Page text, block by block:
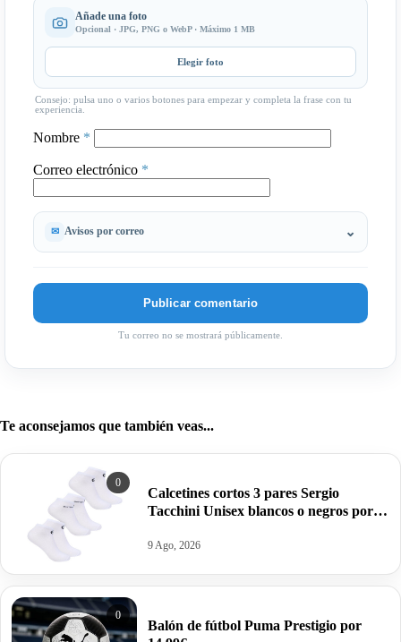
Añade una foto
Opcional · JPG, PNG o WebP · Máximo 1 MB
Elegir foto
Consejo: pulsa uno o varios botones para empezar y completa la frase con tu
experiencia.
Nombre *
Correo electrónico *
Avisos por correo
Tu correo no se mostrará públicamente.
Te aconsejamos que también veas...
0
Calcetines cortos 3 pares Sergio
Tacchini Unisex blancos o negros por
9 Ago, 2026
0
Balón de fútbol Puma Prestigio por